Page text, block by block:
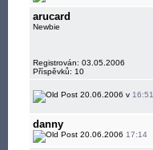
arucard
Newbie
Registrován: 03.05.2006
Příspěvků: 10
20.06.2006 v 16:51
danny
20.06.2006 17:14